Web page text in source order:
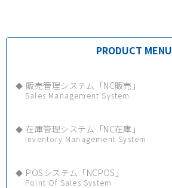
PRODUCT MENU
販売管理システム「NC販売」
Sales Management System
在庫管理システム「NC在庫」
Inventory Management System
POSシステム「NCPOS」
Point Of Sales System